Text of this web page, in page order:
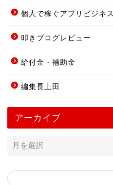
個人で稼ぐアプリビジネ
叩きブログレビュー
給付金・補助金
編集長上田
アーカイブ